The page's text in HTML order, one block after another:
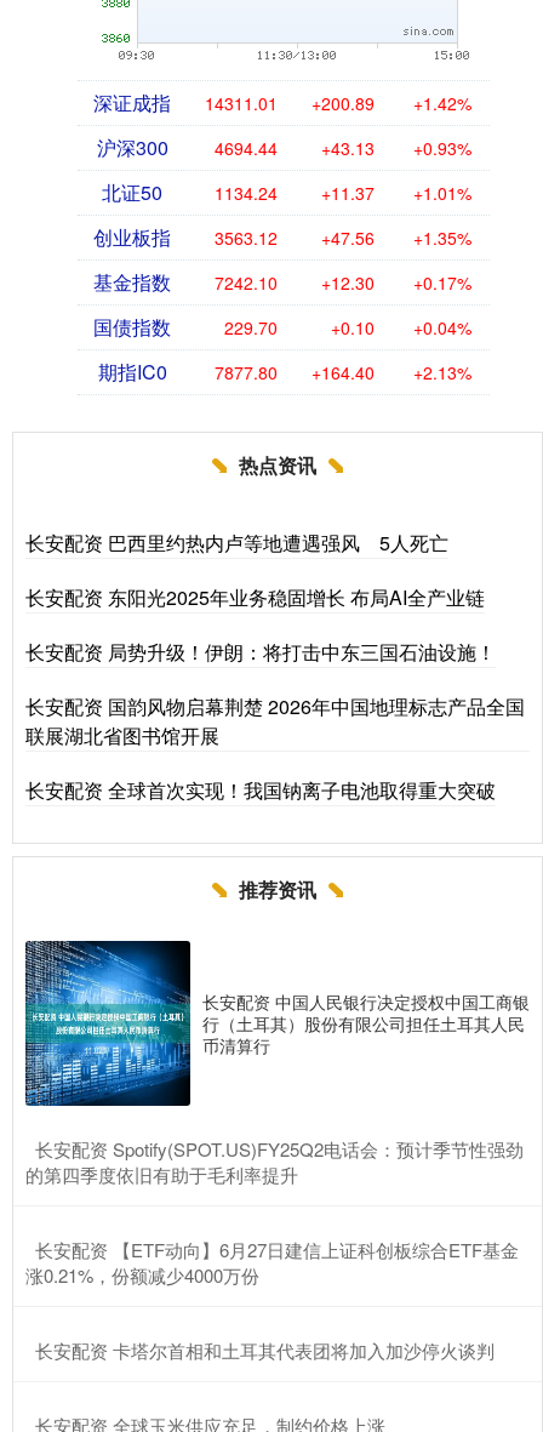
深证成指 14311.01 +200.89 +1.42%
沪深300 4694.44 +43.13 +0.93%
北证50 1134.24 +11.37 +1.01%
创业板指 3563.12 +47.56 +1.35%
基金指数 7242.10 +12.30 +0.17%
国债指数 229.70 +0.10 +0.04%
期指IC0 7877.80 +164.40 +2.13%
热点资讯
长安配资 巴西里约热内卢等地遭遇强风 5人死亡
长安配资 东阳光2025年业务稳固增长 布局AI全产业链
长安配资 局势升级！伊朗：将打击中东三国石油设施！
长安配资 国韵风物启幕荆楚 2026年中国地理标志产品全国
联展湖北省图书馆开展
长安配资 全球首次实现！我国钠离子电池取得重大突破
推荐资讯
长安配资 中国人民银行决定授权中国工商银
行（土耳其）股份有限公司担任土耳其人民
币清算行
​长安配资 Spotify(SPOT.US)FY25Q2电话会：预计季节性强劲
的第四季度依旧有助于毛利率提升
​长安配资 【ETF动向】6月27日建信上证科创板综合ETF基金
涨0.21%，份额减少4000万份
​长安配资 卡塔尔首相和土耳其代表团将加入加沙停火谈判
​长安配资 全球玉米供应充足，制约价格上涨